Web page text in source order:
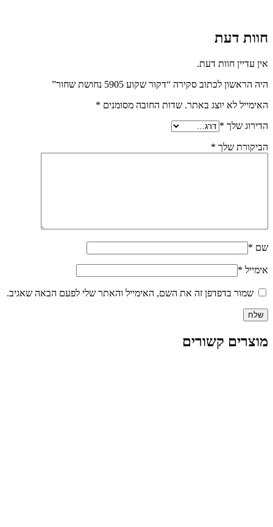
דעת
חוות דעת.
לכתוב סקירה “דקור שקוע 5905 נחושת שחור”
לא יוצג באתר. שדות החובה מסומנים*
שלך*
שלך*
בדפדפן זה את השם, האימייל והאתר שלי לפעם הבאה שאגיב.
קשורים